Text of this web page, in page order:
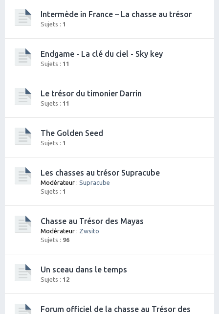
Intermède in France – La chasse au trésor
Sujets : 1
Endgame - La clé du ciel - Sky key
Sujets : 11
Le trésor du timonier Darrin
Sujets : 11
The Golden Seed
Sujets : 1
Les chasses au trésor Supracube
Modérateur : Supracube
Sujets : 1
Chasse au Trésor des Mayas
Modérateur : Zwsito
Sujets : 96
Un sceau dans le temps
Sujets : 12
Forum officiel de la chasse au Trésor des